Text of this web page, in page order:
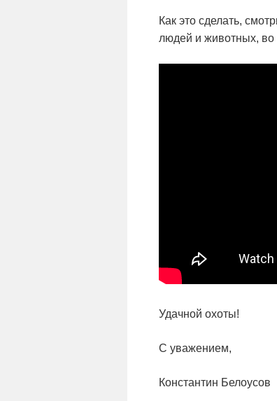
Как это сделать,
людей и животных, во
Удачной охоты!
С уважением,
Константин Белоусов